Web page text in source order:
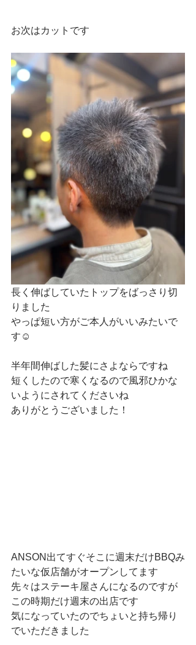
お次はカットです
長く伸ばしていたトップをばっさり切
りました
やっぱ短い方がご本人がいいみたいで
す☺
半年間伸ばした髪にさよならですね
短くしたので寒くなるので風邪ひかな
いようにされてくださいね
ありがとうございました！
ANSON出てすぐそこに週末だけBBQみ
たいな仮店舗がオープンしてます
先々はステーキ屋さんになるのですが
この時期だけ週末の出店です
気になっていたのでちょいと持ち帰り
でいただきました